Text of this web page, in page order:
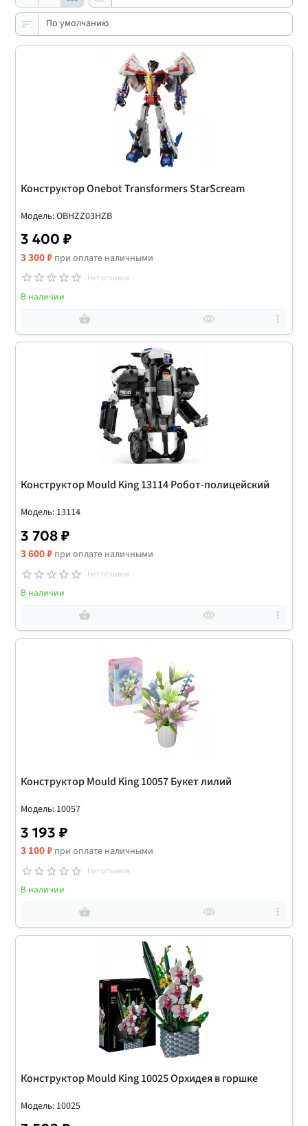
Конструктор Onebot Transformers StarScream
Модель: OBHZZ03HZB
3 400 ₽
3 300 ₽ при оплате наличными
Нет отзывов
В наличии
Конструктор Mould King 13114 Робот-полицейский
Модель: 13114
3 708 ₽
3 600 ₽ при оплате наличными
Нет отзывов
В наличии
Конструктор Mould King 10057 Букет лилий
Модель: 10057
3 193 ₽
3 100 ₽ при оплате наличными
Нет отзывов
В наличии
Конструктор Mould King 10025 Орхидея в горшке
Модель: 10025